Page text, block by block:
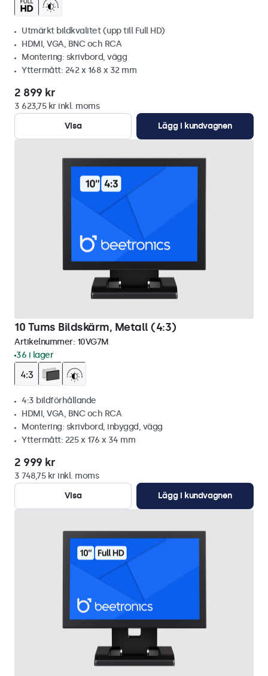
Utmärkt bildkvalitet (upp till Full HD)
HDMI, VGA, BNC och RCA
Montering: skrivbord, vägg
Yttermått: 242 x 168 x 32 mm
2 899 kr
3 623,75 kr inkl. moms
Visa
Lägg i kundvagnen
10 Tums Bildskärm, Metall (4:3)
Artikelnummer: 10VG7M
36 i lager
4:3 bildförhållande
HDMI, VGA, BNC och RCA
Montering: skrivbord, inbyggd, vägg
Yttermått: 225 x 176 x 34 mm
2 999 kr
3 748,75 kr inkl. moms
Visa
Lägg i kundvagnen